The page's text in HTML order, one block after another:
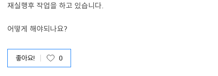
재실행후 작업을 하고 있습니다.
어떻게 해야되나요?
좋아요! 0